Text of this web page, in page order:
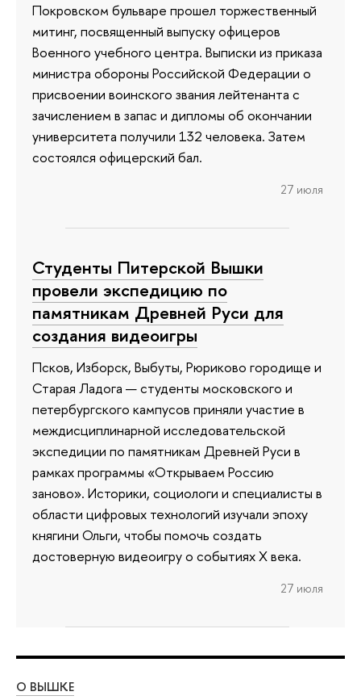
Покровском бульваре прошел торжественный
митинг, посвященный выпуску офицеров
Военного учебного центра. Выписки из приказа
министра обороны Российской Федерации о
присвоении воинского звания лейтенанта с
зачислением в запас и дипломы об окончании
университета получили 132 человека. Затем
состоялся офицерский бал.
27 июля
Студенты Питерской Вышки
провели экспедицию по
памятникам Древней Руси для
создания видеоигры
Псков, Изборск, Выбуты, Рюриково городище и
Старая Ладога — студенты московского и
петербургского кампусов приняли участие в
междисциплинарной исследовательской
экспедиции по памятникам Древней Руси в
рамках программы «Открываем Россию
заново». Историки, социологи и специалисты в
области цифровых технологий изучали эпоху
княгини Ольги, чтобы помочь создать
достоверную видеоигру о событиях X века.
27 июля
О ВЫШКЕ